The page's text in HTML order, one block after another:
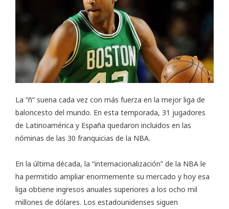
La “ñ” suena cada vez con más fuerza en la mejor liga de
baloncesto del mundo. En esta temporada, 31 jugadores
de Latinoamérica y España quedaron incluidos en las
nóminas de las 30 franquicias de la NBA.
En la última década, la “internacionalización” de la NBA le
ha permitido ampliar enormemente su mercado y hoy esa
liga obtiene ingresos anuales superiores a los ocho mil
millones de dólares. Los estadounidenses siguen